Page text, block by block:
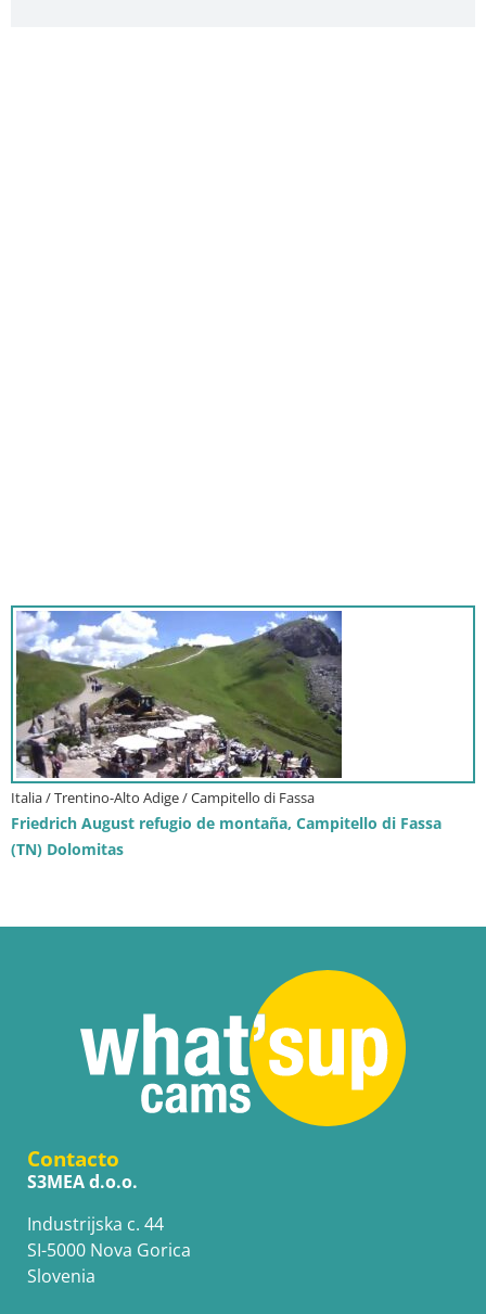
Italia / Trentino-Alto Adige / Campitello di Fassa
Friedrich August refugio de montaña, Campitello di Fassa
(TN) Dolomitas
Contacto
S3MEA d.o.o.
Industrijska c. 44
SI-5000 Nova Gorica
Slovenia